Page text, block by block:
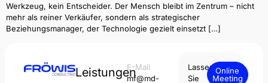
Werkzeug, kein Entscheider. Der Mensch bleibt im Zentrum – nicht
mehr als reiner Verkäufer, sondern als strategischer
Beziehungsmanager, der Technologie gezielt einsetzt […]
LeistungenE-Mail
mf@md-
Lassen
Sie
Online
Meeting